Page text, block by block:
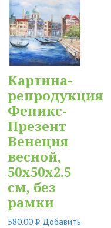
Картина-
репродукция
Феникс-
Презент
Венеция
весной,
50x50x2.5
см, без
рамки
580.00Р Добавить